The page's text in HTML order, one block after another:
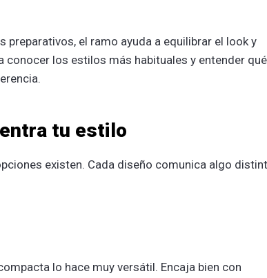
el ramo ayuda a equilibrar el look y
conocer los estilos más habituales y entender qué
tu estilo
existen. Cada diseño comunica algo
lo hace muy versátil. Encaja bien con